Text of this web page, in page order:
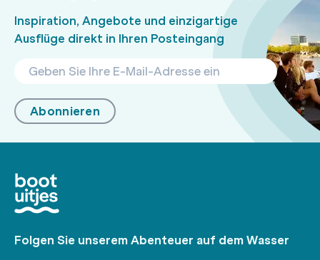
Inspiration, Angebote und einzigartige
Ausflüge direkt in Ihren Posteingang
Abonnieren
Folgen Sie unserem Abenteuer auf dem Wasser